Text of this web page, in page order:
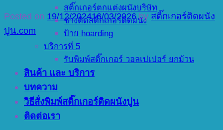
สติ๊กเกอร์ตกแต่งผนังบริษัท
ช่างติดสติ๊กเกอร์ติดผนัง
ป้าย hoarding
บริการที่ 5
รับพิมพ์สติ๊กเกอร์ วอลเปเปอร์ ยกม้วน
สินค้า และ บริการ
บทความ
วิธีสั่งพิมพ์สติ๊กเกอร์ติดผนังปูน
ติดต่อเรา
Posted on 19/12/202416/03/2026 by สติ๊กเกอร์ติดผนัง
ปูน.com